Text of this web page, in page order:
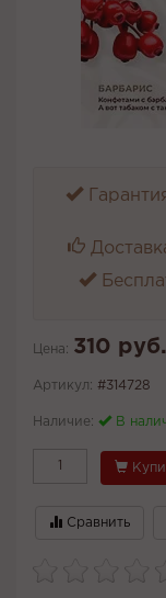
Цена: 310 руб.
Артикул: #314728
Наличие: В
Сравнить